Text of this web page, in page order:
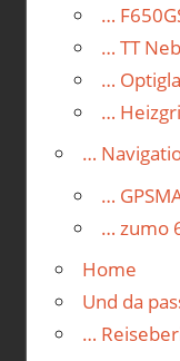
…
… TT
…
…
…
…
… zumo
Home
Und da
…